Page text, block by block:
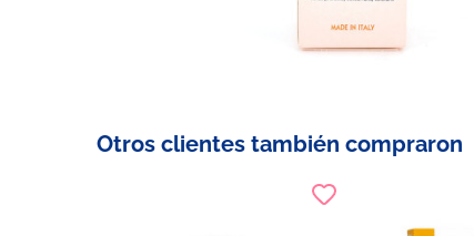
Otros clientes también compraron